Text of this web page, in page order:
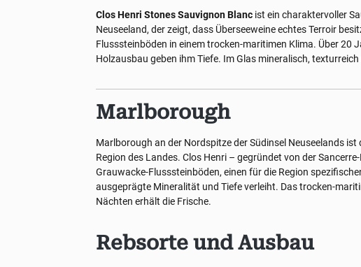
Clos Henri Stones Sauvignon Blanc ist ein charaktervoller
Neuseeland, der zeigt, dass Überseeweine echtes Terroir
Flusssteinböden in einem trocken-maritimen Klima. Über 20
Holzausbau geben ihm Tiefe. Im Glas mineralisch,
Marlborough
Marlborough an der Nordspitze der Südinsel Neuseelands
Region des Landes. Clos Henri – gegründet von der
Grauwacke-Flusssteinböden, einen für die Region
ausgeprägte Mineralität und Tiefe verleiht. Das trocken-
Nächten erhält die Frische.
Rebsorte und Ausbau